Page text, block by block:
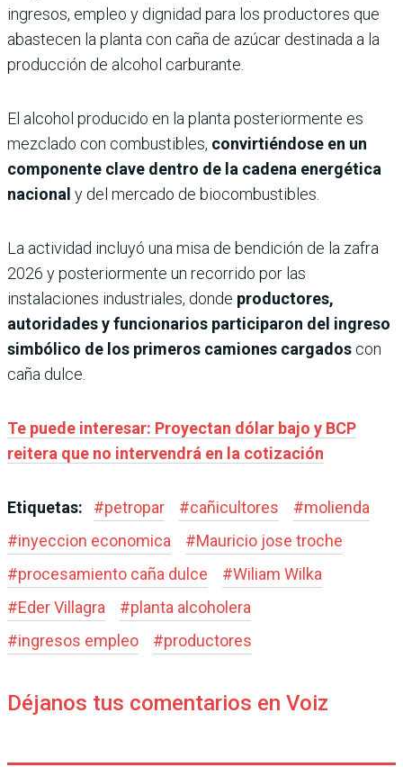
ingresos, empleo y dignidad para los productores que
abastecen la planta con caña de azúcar destinada a la
producción de alcohol carburante.
El alcohol producido en la planta posteriormente es
mezclado con combustibles, convirtiéndose en un
componente clave dentro de la cadena energética
nacional y del mercado de biocombustibles.
La actividad incluyó una misa de bendición de la zafra
2026 y posteriormente un recorrido por las
instalaciones industriales, donde productores,
autoridades y funcionarios participaron del ingreso
simbólico de los primeros camiones cargados con
caña dulce.
Te puede interesar: Proyectan dólar bajo y BCP
reitera que no intervendrá en la cotización
Etiquetas: #petropar #cañicultores #molienda
#inyeccion economica #Mauricio jose troche
#procesamiento caña dulce #Wiliam Wilka
#Eder Villagra #planta alcoholera
#ingresos empleo #productores
Déjanos tus comentarios en Voiz